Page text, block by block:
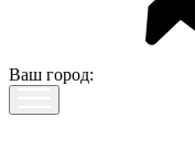
Ваш город: